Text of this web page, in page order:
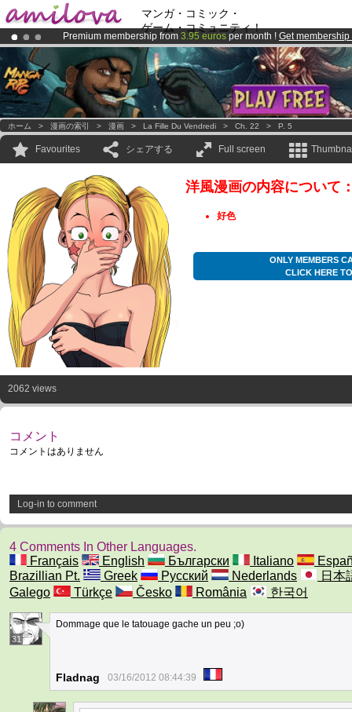
マンガ・コミック・
ゲーム・コミュニティ！
Premium membership from 3.95 euros per month ! Get membership
AmilovaKickstarter is now LIVE!.
Already 100000membersand 1000 comics & mangas!.
ホーム > 漫画の索引 > 漫画 > La Fille Du Vendredi > Ch. 22 > P. 5
Favourites シェアする Full screen
洋風漫画の内容について
好色
ONLY MEMBERS
CLICK HERE
2062 views
コメント
コメントはありません
Log-in to comment
4 Comments In Other Languages.
Français
English Български Italiano
Brazillian Pt.
Greek Русский Nederlands
日本
Galego
Türkçe Česko România 한국어
31
Dommage que le tatouage gache un peu ;o)
Fladnag 03/16/2012 08:44:39